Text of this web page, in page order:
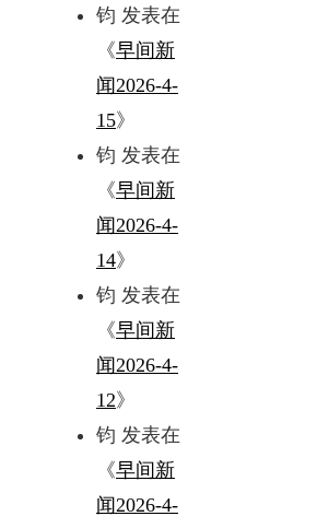
钧 发表在
《早间新
闻2026-4-
15》
钧 发表在
《早间新
闻2026-4-
14》
钧 发表在
《早间新
闻2026-4-
12》
钧 发表在
《早间新
闻2026-4-